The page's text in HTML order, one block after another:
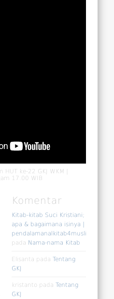
HUT ke-22 GKJ WKM |
17.00 WIB
Komentar
Kitab-kitab Suci Kristiani;
apa & bagaimana isinya |
pendalamanalkitab4muslim
pada Nama-nama Kitab
Elisanta padaTentang
GKJ
kristanto padaTentang
GKJ